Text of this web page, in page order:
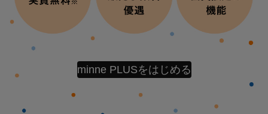
minne PLUSをはじめる